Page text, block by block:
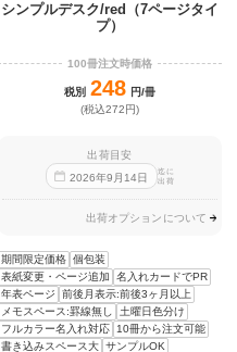
シンプルデスク/red（7ページタイ
プ）
100冊注文時価格
税別 248 円/冊
(税込272円)
出荷目安
2026年9 月14日
迄に
出荷
出荷オプションについて
期間限定価格 個包装
表紙変更・ページ追加
名入れカードでPR
年表ページ
前後月表示:前後3ヶ月以上
メモスペース:罫線無し
土曜日色分け
フルカラー名入れ対応 10冊から注文可能
書き込みスペース大 サンプルOK